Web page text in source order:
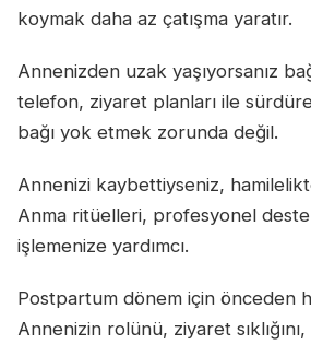
koymak daha az çatışma yaratır.
Annenizden uzak yaşıyorsanız
telefon, ziyaret planları ile
bağı yok etmek zorunda değil.
Annenizi kaybettiyseniz,
Anma ritüelleri, profesyonel
işlemenize yardımcı.
Postpartum dönem için önceden
Annenizin rolünü, ziyaret